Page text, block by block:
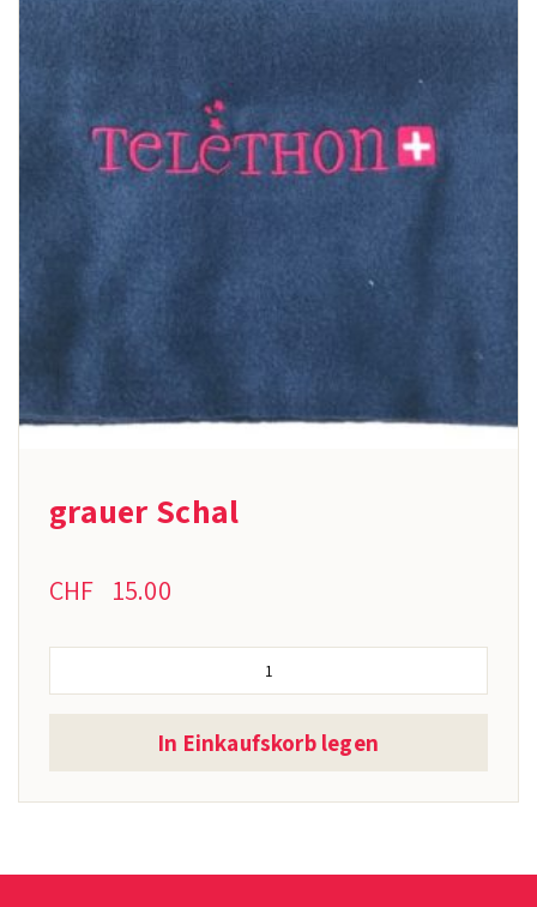
grauer Schal
CHF 15.00
In Einkaufskorb legen